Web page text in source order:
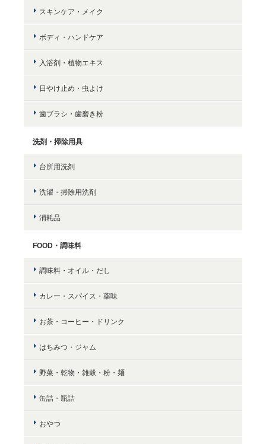
スキンケア・メイク
ボディ・ハンドケア
入浴剤・植物エキス
日やけ止め・虫よけ
歯ブラシ・歯磨き粉
洗剤・掃除用具
台所用洗剤
洗濯・掃除用洗剤
消耗品
FOOD・調味料
調味料・オイル・だし
カレー・スパイス・薬味
お茶・コーヒー・ドリンク
はちみつ・ジャム
野菜・乾物・雑穀・粉・麺
缶詰・瓶詰
おやつ